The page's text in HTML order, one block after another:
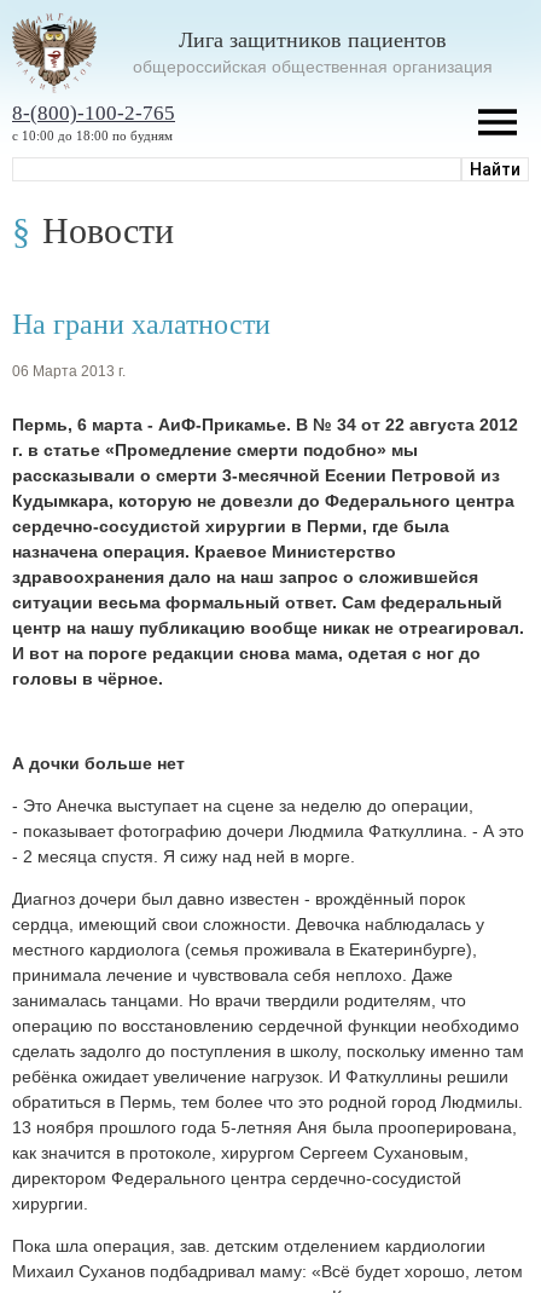
Лига защитников пациентов
oбщероссийская общественная организация
8-(800)-100-2-765
с 10:00 до 18:00 по будням
Новости
На грани халатности
06 Марта 2013 г.
Пермь, 6 марта - АиФ-Прикамье. В № 34 от 22 августа 2012
г. в статье «Промедление смерти подобно» мы
рассказывали о смерти 3-месячной Есении Петровой из
Кудымкара, которую не довезли до Федерального центра
сердечно-сосудистой хирургии в Перми, где была
назначена операция. Краевое Министерство
здравоохранения дало на наш запрос о сложившейся
ситуации весьма формальный ответ. Сам федеральный
центр на нашу публикацию вообще никак не отреагировал.
И вот на пороге редакции снова мама, одетая с ног до
головы в чёрное.
А дочки больше нет
- Это Анечка выступает на сцене за неделю до операции,
- показывает фотографию дочери Людмила Фаткуллина. - А это
- 2 месяца спустя. Я сижу над ней в морге.
Диагноз дочери был давно известен - врождённый порок
сердца, имеющий свои сложности. Девочка наблюдалась у
местного кардиолога (семья проживала в Екатеринбурге),
принимала лечение и чувствовала себя неплохо. Даже
занималась танцами. Но врачи твердили родителям, что
операцию по восстановлению сердечной функции необходимо
сделать задолго до поступления в школу, поскольку именно там
ребёнка ожидает увеличение нагрузок. И Фаткуллины решили
обратиться в Пермь, тем более что это родной город Людмилы.
13 ноября прошлого года 5-летняя Аня была прооперирована,
как значится в протоколе, хирургом Сергеем Сухановым,
директором Федерального центра сердечно-сосудистой
хирургии.
Пока шла операция, зав. детским отделением кардиологии
Михаил Суханов подбадривал маму: «Всё будет хорошо, летом